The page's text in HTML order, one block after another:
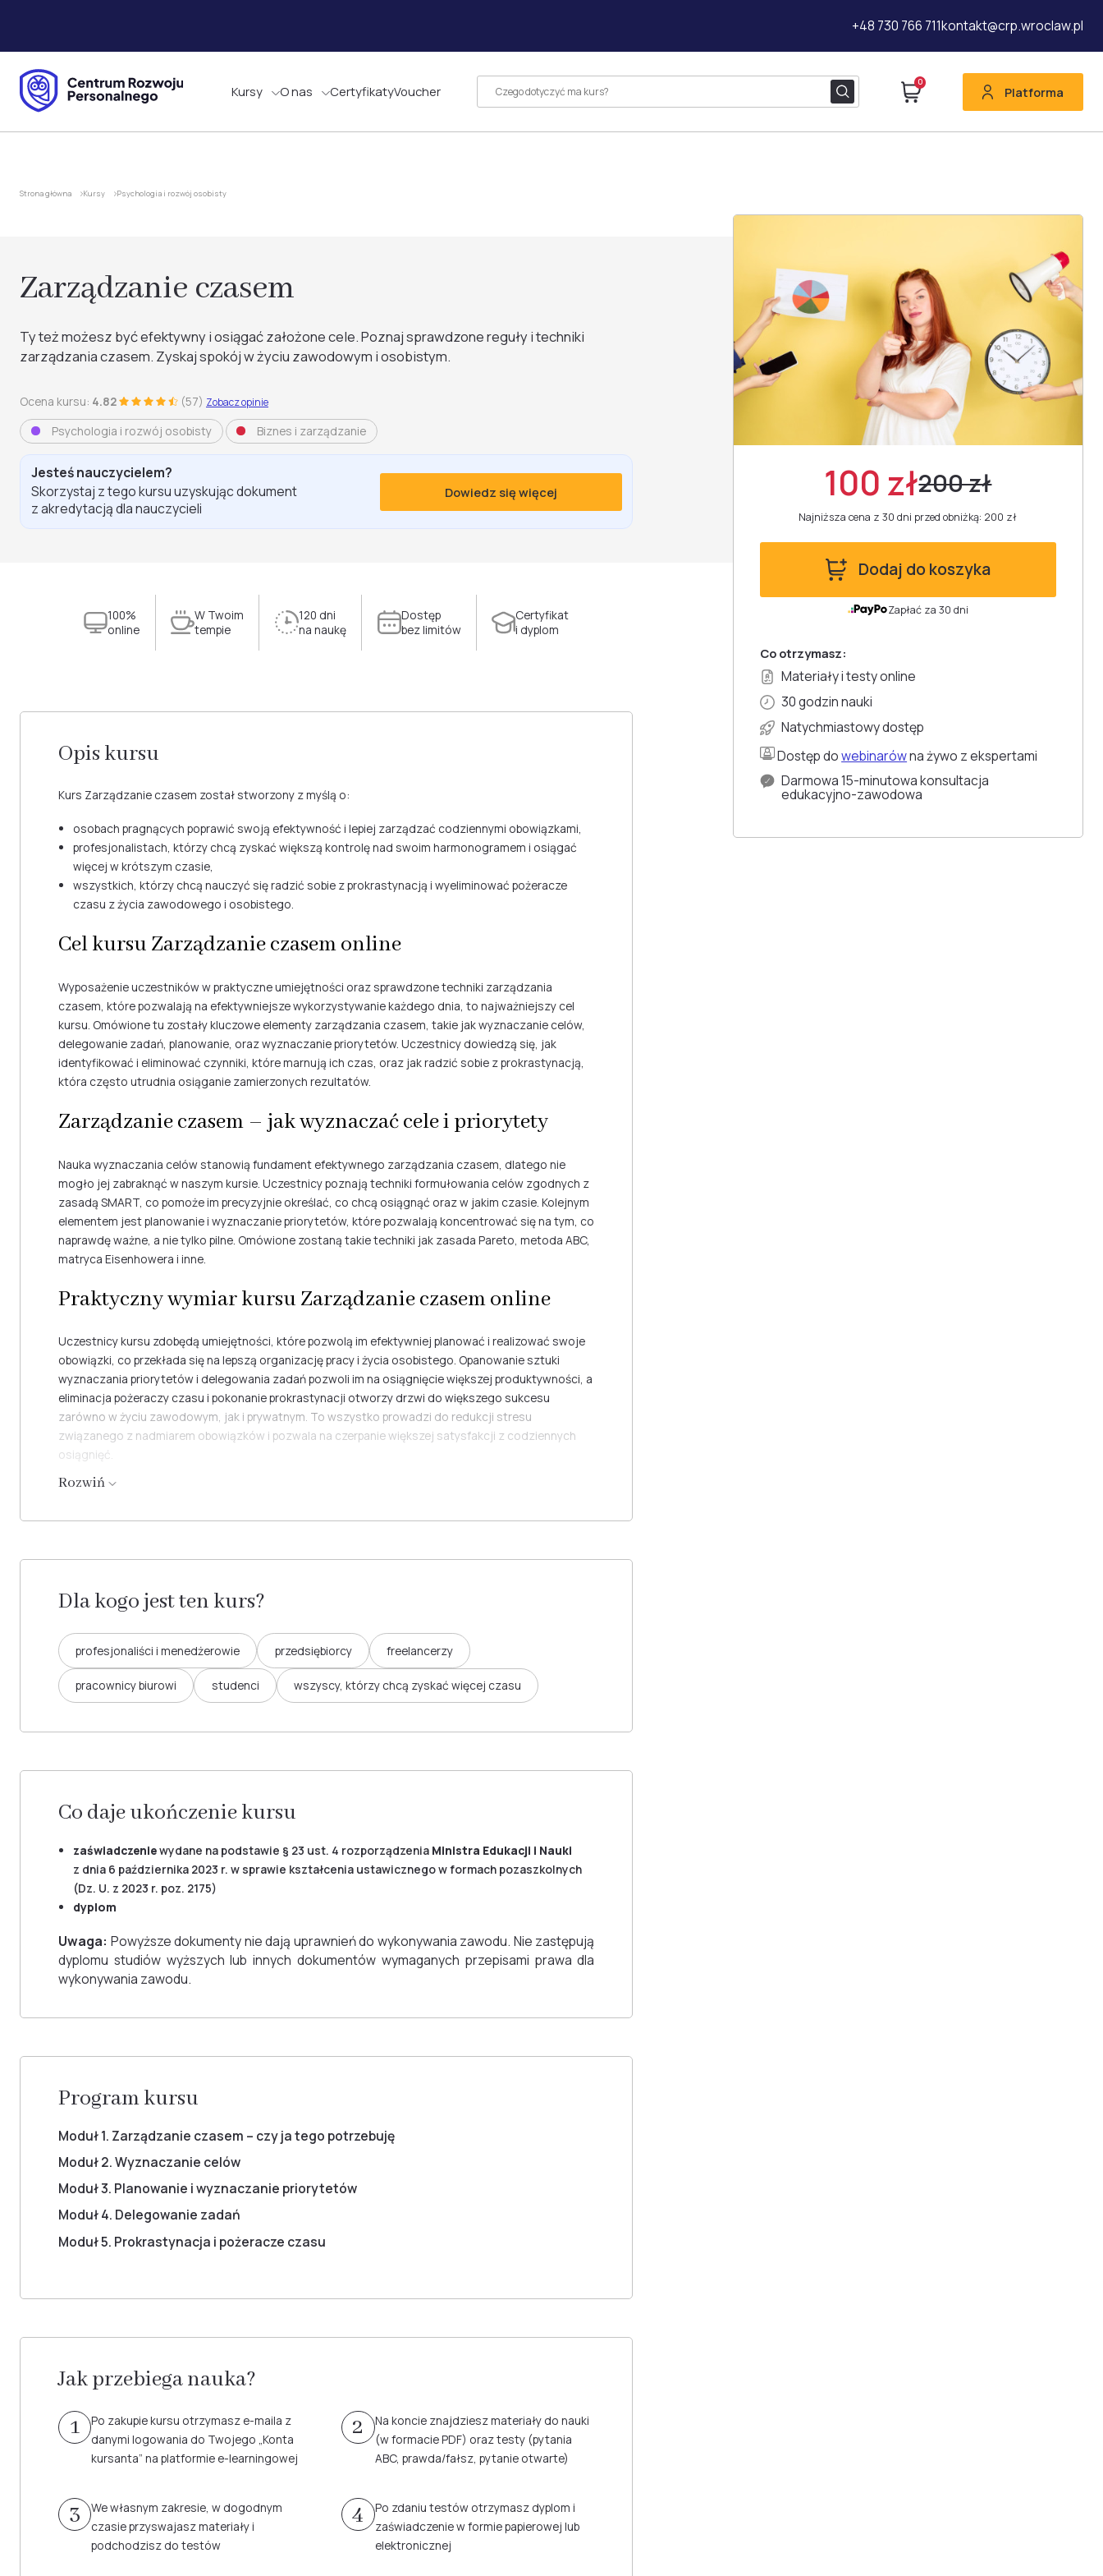
+48 730 766 711kontakt@crp.wroclaw.pl
Kursy O nas CertyfikatyVoucher
0
Platforma
Strona główna Kursy Psychologia i rozwój osobisty
Zarządzanie czasem
Ty też możesz być efektywny i osiągać założone cele. Poznaj sprawdzone reguły i techniki
zarządzania czasem. Zyskaj spokój w życiu zawodowym i osobistym.
Ocena kursu: 4.82 (57) Zobacz opinie
Psychologia i rozwój osobisty Biznes i zarządzanie
Jesteś nauczycielem?
Skorzystaj z tego kursu uzyskując dokument
z akredytacją dla nauczycieli
Dowiedz się więcej
100%
online
W Twoim
tempie
120 dni
na naukę
Dostęp
bez limitów
Certyfikat
i dyplom
Opis kursu
Kurs Zarządzanie czasem został stworzony z myślą o:
osobach pragnących poprawić swoją efektywność i lepiej zarządzać codziennymi obowiązkami,
profesjonalistach, którzy chcą zyskać większą kontrolę nad swoim harmonogramem i osiągać
więcej w krótszym czasie,
wszystkich, którzy chcą nauczyć się radzić sobie z prokrastynacją i wyeliminować pożeracze
czasu z życia zawodowego i osobistego.
Cel kursu Zarządzanie czasem online
Wyposażenie uczestników w praktyczne umiejętności oraz sprawdzone techniki zarządzania
czasem, które pozwalają na efektywniejsze wykorzystywanie każdego dnia, to najważniejszy cel
kursu. Omówione tu zostały kluczowe elementy zarządzania czasem, takie jak wyznaczanie celów,
delegowanie zadań, planowanie, oraz wyznaczanie priorytetów. Uczestnicy dowiedzą się, jak
identyfikować i eliminować czynniki, które marnują ich czas, oraz jak radzić sobie z prokrastynacją,
która często utrudnia osiąganie zamierzonych rezultatów.
Zarządzanie czasem – jak wyznaczać cele i priorytety
Nauka wyznaczania celów stanowią fundament efektywnego zarządzania czasem, dlatego nie
mogło jej zabraknąć w naszym kursie. Uczestnicy poznają techniki formułowania celów zgodnych z
zasadą SMART, co pomoże im precyzyjnie określać, co chcą osiągnąć oraz w jakim czasie. Kolejnym
elementem jest planowanie i wyznaczanie priorytetów, które pozwalają koncentrować się na tym, co
naprawdę ważne, a nie tylko pilne. Omówione zostaną takie techniki jak zasada Pareto, metoda ABC,
matryca Eisenhowera i inne.
Praktyczny wymiar kursu Zarządzanie czasem online
Uczestnicy kursu zdobędą umiejętności, które pozwolą im efektywniej planować i realizować swoje
obowiązki, co przekłada się na lepszą organizację pracy i życia osobistego. Opanowanie sztuki
wyznaczania priorytetów i delegowania zadań pozwoli im na osiągnięcie większej produktywności, a
eliminacja pożeraczy czasu i pokonanie prokrastynacji otworzy drzwi do większego sukcesu
zarówno w życiu zawodowym, jak i prywatnym. To wszystko prowadzi do redukcji stresu
związanego z nadmiarem obowiązków i pozwala na czerpanie większej satysfakcji z codziennych
osiągnięć.
Rozwiń
Dla kogo jest ten kurs?
profesjonaliści i menedżerowie przedsiębiorcy freelancerzy
pracownicy biurowi studenci wszyscy, którzy chcą zyskać więcej czasu
Co daje ukończenie kursu
zaświadczeniewydane na podstawie § 23 ust. 4 rozporządzenia Ministra Edukacji i Nauki
z dnia 6 października 2023 r. w sprawie kształcenia ustawicznego w formach pozaszkolnych
(Dz. U. z 2023 r. poz. 2175)
dyplom
Uwaga: Powyższe dokumenty nie dają uprawnień do wykonywania zawodu. Nie zastępują
dyplomu studiów wyższych lub innych dokumentów wymaganych przepisami prawa dla
wykonywania zawodu.
Program kursu
Moduł 1. Zarządzanie czasem – czy ja tego potrzebuję
Moduł 2. Wyznaczanie celów
Moduł 3. Planowanie i wyznaczanie priorytetów
Moduł 4. Delegowanie zadań
Moduł 5. Prokrastynacja i pożeracze czasu
Jak przebiega nauka?
1
Po zakupie kursu otrzymasz e-maila z
danymi logowania do Twojego „Konta
kursanta” na platformie e-learningowej
2
Na koncie znajdziesz materiały do nauki
(w formacie PDF) oraz testy (pytania
ABC, prawda/fałsz, pytanie otwarte)
3
We własnym zakresie, w dogodnym
czasie przyswajasz materiały i
podchodzisz do testów
4
Po zdaniu testów otrzymasz dyplom i
zaświadczenie w formie papierowej lub
elektronicznej
100 zł200 zł
Najniższa cena z 30 dni przed obniżką: 200 zł
Dodaj do koszyka
Zapłać za 30 dni
Co otrzymasz:
Materiały i testy online
30 godzin nauki
Natychmiastowy dostęp
Dostęp dowebinarówna żywo z ekspertami
Darmowa 15-minutowa konsultacja
edukacyjno-zawodowa